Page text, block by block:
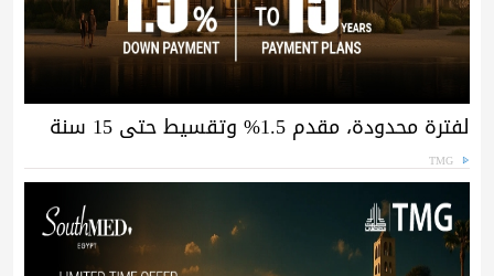
لفترة محدودة، مقدم 1.5% وتقسيط حتى 15 سنة
TMG